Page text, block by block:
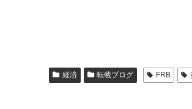
経済 転載ブログ FRB